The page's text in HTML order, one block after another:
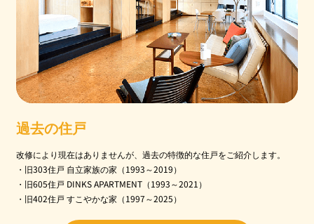
過去の住戸
改修により現在はありませんが、過去の特徴的な住戸をご紹介します。
・旧303住戸 自立家族の家（1993～2019）
・旧605住戸 DINKS APARTMENT（1993～2021）
・旧402住戸 すこやかな家（1997～2025）